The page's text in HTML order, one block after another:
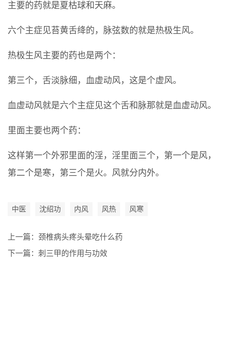
主要的药就是夏枯球和天麻。
六个主症见苔黄舌绛的，脉弦数的就是热极生风。
热极生风主要的药也是两个：
第三个，舌淡脉细，血虚动风，这是个虚风。
血虚动风就是六个主症见这个舌和脉那就是血虚动风。
里面主要也两个药：
这样第一个外邪里面的淫，淫里面三个，第一个是风，
第二个是寒，第三个是火。风就分内外。
中医 沈绍功 内风 风热 风寒
上一篇： 颈椎病头疼头晕吃什么药
下一篇： 刺三甲的作用与功效